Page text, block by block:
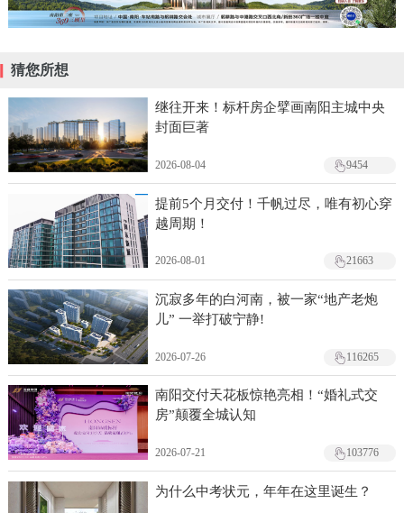
猜您所想
继往开来！标杆房企擘画南阳主城中央
封面巨著
2026-08-04 9454
提前5个月交付！千帆过尽，唯有初心穿
越周期！
2026-08-01 21663
沉寂多年的白河南，被一家“地产老炮
儿” 一举打破宁静!
2026-07-26 116265
南阳交付天花板惊艳亮相！“婚礼式交
房”颠覆全城认知
2026-07-21 103776
为什么中考状元，年年在这里诞生？